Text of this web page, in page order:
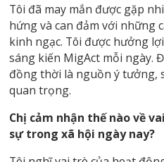
Tôi đã may mắn được gặp
hứng và can đảm với những
kinh ngạc. Tôi được hưởng
sáng kiến ​​MigAct mỗi ngày.
đồng thời là nguồn ý tưởng,
quan trọng.
Chị cảm nhận thế nào về
sự trong xã hội ngày nay?